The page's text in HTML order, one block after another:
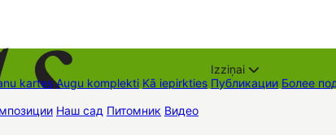
kartes Augu komplekti Kā iepirkties
Izziņai
Публикации Более
Наш сад Питомник Видео